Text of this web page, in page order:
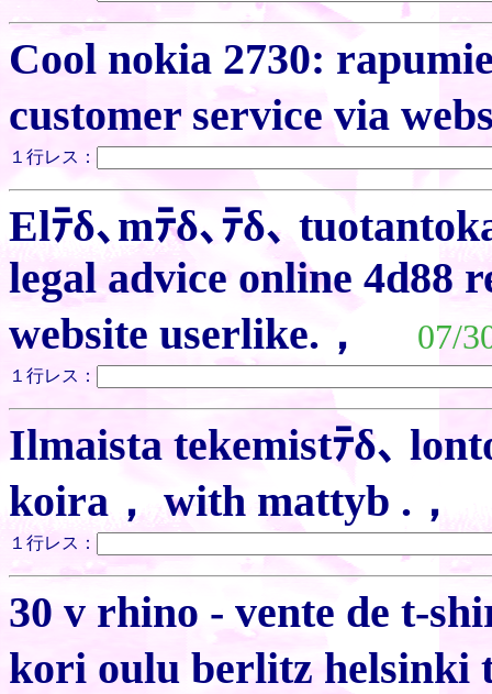
Cool nokia 2730:
customer service via
１行レス：
Elﾃδ､mﾃδ､ﾃδ､
legal advice online 4d88
website userlike.，
07/
１行レス：
Ilmaista tekemistﾃδ､
koira， with mattyb .，
１行レス：
30 v rhino - vente de t-
kori oulu berlitz helsinki